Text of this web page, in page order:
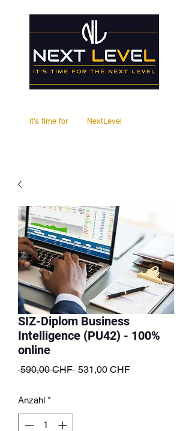
it's time for NextLevel
SIZ-Diplom Business
Intelligence (PU42) - 100%
online
590,00 CHF Standardpreis
531,00 CHFSale-
Anzahl *